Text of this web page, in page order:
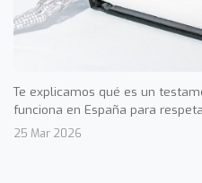
Te explicamos qué es un
funciona en España para
25 Mar 2026